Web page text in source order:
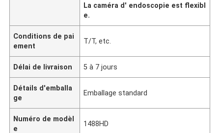
La caméra d' endoscopie est flexibl
e.
Conditions de pai
ement
T/T, etc.
Délai de livraison 5 à 7 jours
Détails d'emballa
ge
Emballage standard
Numéro de modèl
e
1488HD